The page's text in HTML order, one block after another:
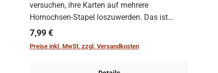
versuchen, ihre Karten auf mehrere
Hornochsen-Stapel loszuwerden. Das ist
kniffliger als gedacht, denn die Differenz
zwischen ausgespielter Karte und der
Regulärer Preis:
7,99 €
Preise inkl. MwSt. zzgl. Versandkosten